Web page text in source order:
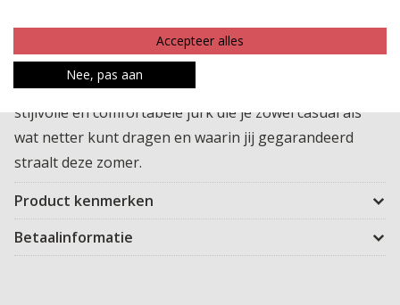
langs het lichaam. Dankzij het flatterende model en de
fraaie tailleband wordt de taille prachtig geaccentueerd
en creëer je moeiteloos een vrouwelijke pasvorm. Een
stijlvolle en comfortabele jurk die je zowel casual als
wat netter kunt dragen en waarin jij gegarandeerd
straalt deze zomer.
Product kenmerken
Betaalinformatie
Accepteer alles
Nee, pas aan